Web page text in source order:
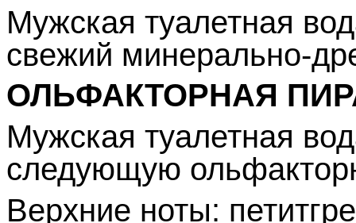
Мужская туалетная
свежий минерально-
ОЛЬФАКТОРНАЯ
Мужская туалетная
следующую
Верхние ноты: